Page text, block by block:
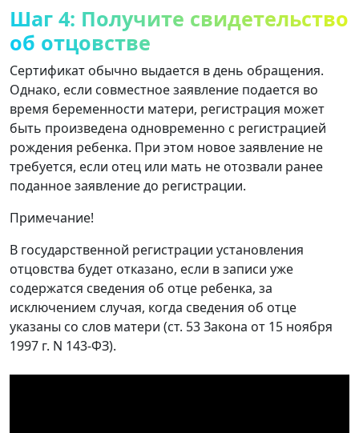
Шаг 4: Получите свидетельство
об отцовстве
Сертификат обычно выдается в день обращения.
Однако, если совместное заявление подается во
время беременности матери, регистрация может
быть произведена одновременно с регистрацией
рождения ребенка. При этом новое заявление не
требуется, если отец или мать не отозвали ранее
поданное заявление до регистрации.
Примечание!
В государственной регистрации установления
отцовства будет отказано, если в записи уже
содержатся сведения об отце ребенка, за
исключением случая, когда сведения об отце
указаны со слов матери (ст. 53 Закона от 15 ноября
1997 г. N 143-ФЗ).